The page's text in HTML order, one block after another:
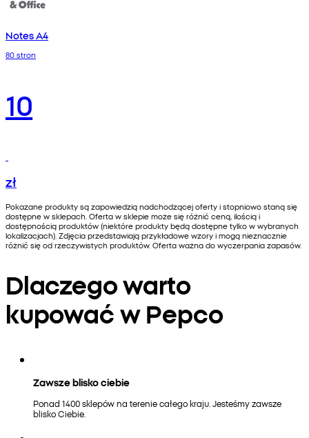
Notes A4
80 stron
10
zł
Pokazane produkty są zapowiedzią nadchodzącej oferty i stopniowo staną się
dostępne w sklepach. Oferta w sklepie może się różnić ceną, ilością i
dostępnością produktów (niektóre produkty będą dostępne tylko w wybranych
lokalizacjach). Zdjęcia przedstawiają przykładowe wzory i mogą nieznacznie
różnić się od rzeczywistych produktów. Oferta ważna do wyczerpania zapasów.
Dlaczego warto
kupować w Pepco
Zawsze blisko ciebie
Ponad 1400 sklepów na terenie całego kraju. Jesteśmy zawsze
blisko Ciebie.